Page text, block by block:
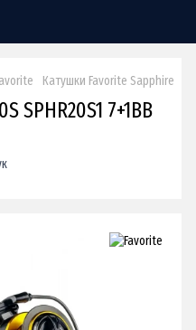
Катушки Favorite Sapphire
SPHR20S1 7+1BB